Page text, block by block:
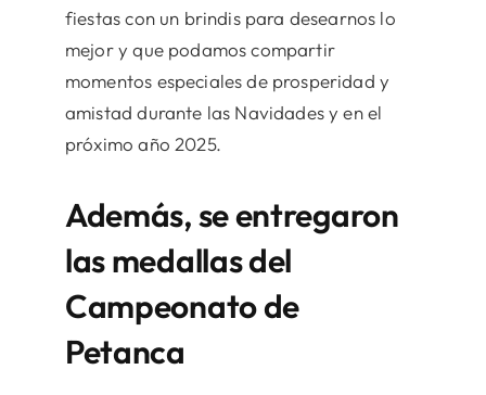
fiestas con un brindis para desearnos lo
mejor y que podamos compartir
momentos especiales de prosperidad y
amistad durante las Navidades y en el
próximo año 2025.
Además, se entregaron
las medallas del
Campeonato de
Petanca